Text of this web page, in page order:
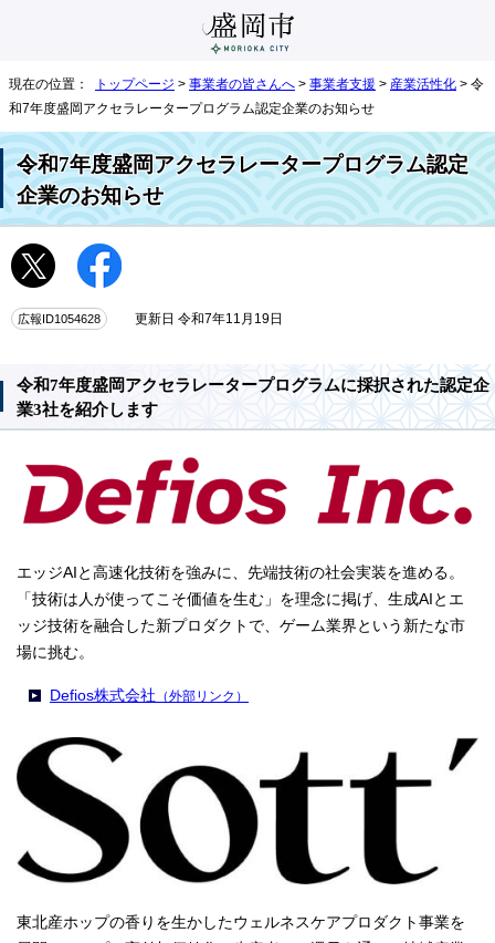
現在の位置： トップページ > 事業者の皆さんへ > 事業者支援 > 産業活性化 > 令
和7年度盛岡アクセラレータープログラム認定企業のお知らせ
令和7年度盛岡アクセラレータープログラム認定
企業のお知らせ
広報ID1054628 更新日 令和7年11月19日
令和7年度盛岡アクセラレータープログラムに採択された認定企
業3社を紹介します
エッジAIと高速化技術を強みに、先端技術の社会実装を進める。
「技術は人が使ってこそ価値を生む」を理念に掲げ、生成AIとエ
ッジ技術を融合した新プロダクトで、ゲーム業界という新たな市
場に挑む。
Defios株式会社 （外部リンク）
東北産ホップの香りを生かしたウェルネスケアプロダクト事業を